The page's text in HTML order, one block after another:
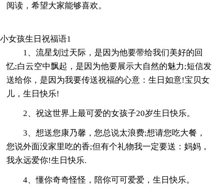
阅读，希望大家能够喜欢。
小女孩生日祝福语1
1、流星划过天际，是因为他要带给我们美好的回
忆;白云空中飘起，是因为他要展示大自然的魅力;短信发
送给你，是因为我要传送祝福的心意：生日如意!宝贝女
儿，生日快乐!
2、祝这世界上最可爱的女孩子20岁生日快乐。
3、想送您康乃馨，您总说太浪费;想请您吃大餐，
您说外面没家里吃的香;但有个礼物我一定要送：妈妈，
我永远爱你!生日快乐.
4、懂你奇奇怪怪，陪你可可爱爱，生日快乐。